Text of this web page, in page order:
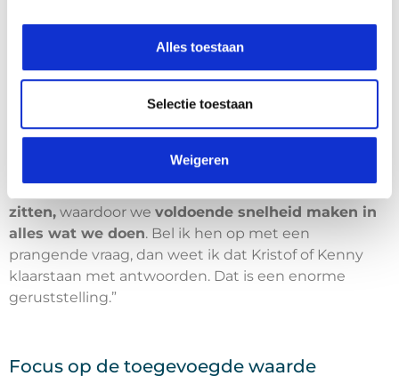
Alles toestaan
Selectie toestaan
Weigeren
werkzaam bij een ander technologiebedrijf. “Eigenlijk
hebben we met RMG de mensen achter Core ICT
blindelings gevolgd”, licht Lowagie toe.
“Simpelweg omdat we hen blindelings vertrouwen.
Doorheen de jaren hebben we gemerkt dat zij niet
goed begrijpen wat een goede IT-infrastructuur
zitten, waardoor we voldoende snelheid maken in
alles wat we doen. Bel ik hen op met een
prangende vraag, dan weet ik dat Kristof of Kenny
klaarstaan met antwoorden. Dat is een enorme
geruststelling.”
Focus op de toegevoegde waarde